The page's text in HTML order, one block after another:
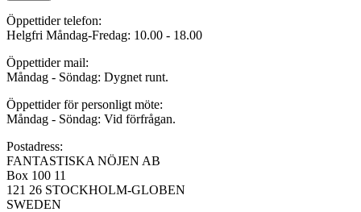
Öppettider telefon:
Helgfri Måndag-Fredag: 10.00 - 18.00
Öppettider mail:
Måndag - Söndag: Dygnet runt.
Öppettider för personligt möte:
Måndag - Söndag: Vid förfrågan.
Postadress:
FANTASTISKA NÖJEN AB
Box 100 11
121 26 STOCKHOLM-GLOBEN
SWEDEN